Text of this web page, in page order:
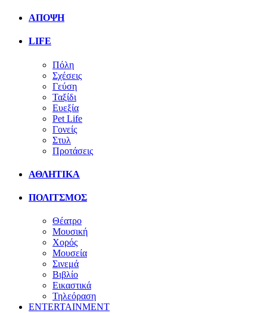
ΑΠΟΨΗ
LIFE
Πόλη
Σχέσεις
Γεύση
Ταξίδι
Ευεξία
Pet Life
Γονείς
Στυλ
Προτάσεις
ΑΘΛΗΤΙΚΑ
ΠΟΛΙΤΣΜΟΣ
Θέατρο
Μουσική
Χορός
Μουσεία
Σινεμά
Βιβλίο
Εικαστικά
Τηλεόραση
ENTERTAINMENT